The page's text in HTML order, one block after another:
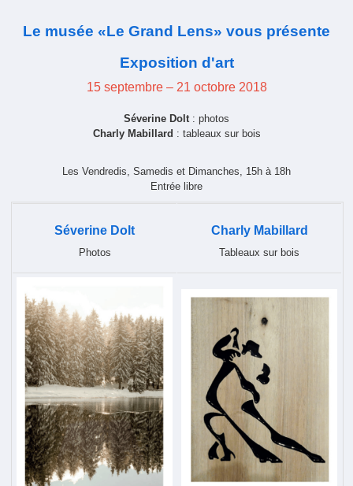
Le musée «Le Grand Lens» vous présente
Exposition d'art
15 septembre – 21 octobre 2018
Séverine Dolt: photos
Charly Mabillard : tableaux sur bois
Les Vendredis, Samedis et Dimanches, 15h à 18h
Entrée libre
Séverine Dolt
Photos
Charly Mabillard
Tableaux sur bois